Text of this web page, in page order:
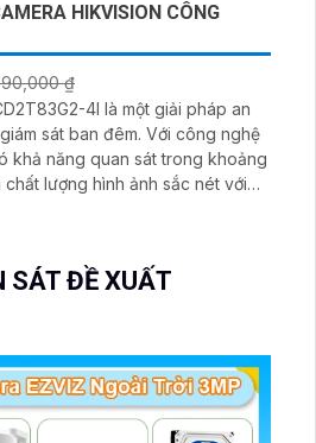
HIKVISION CÔNG
₫
4I là một giải pháp an
đêm. Với công nghệ
khả năng quan sát trong khoảng
chất lượng hình ảnh sắc nét với
SÁT ĐỀ XUẤT